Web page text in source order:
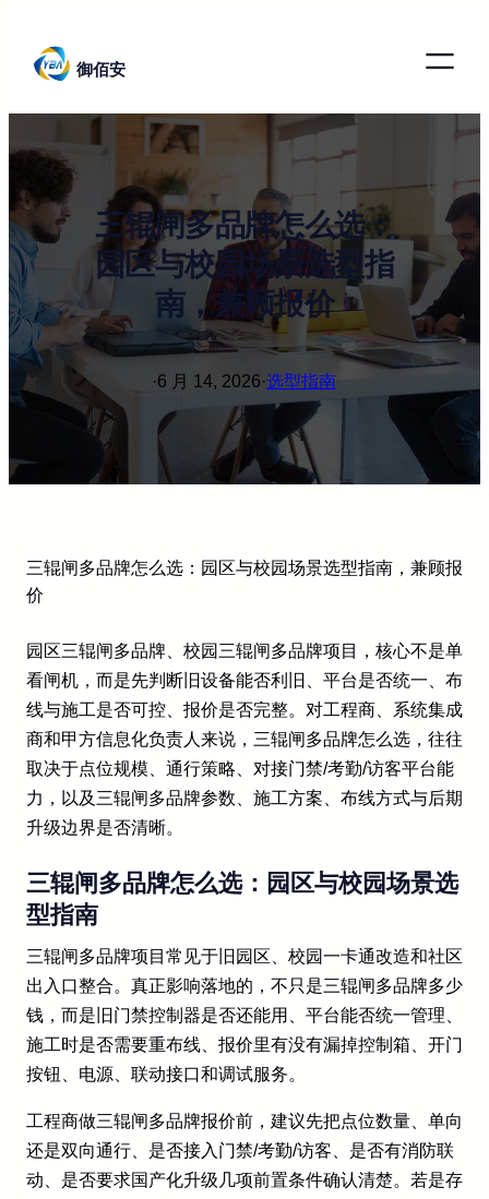
御佰安
三辊闸多品牌怎么选：
园区与校园场景选型指
南，兼顾报价
·6 月 14, 2026·选型指南
三辊闸多品牌怎么选：园区与校园场景选型指南，兼顾报
价
园区三辊闸多品牌、校园三辊闸多品牌项目，核心不是单
看闸机，而是先判断旧设备能否利旧、平台是否统一、布
线与施工是否可控、报价是否完整。对工程商、系统集成
商和甲方信息化负责人来说，三辊闸多品牌怎么选，往往
取决于点位规模、通行策略、对接门禁/考勤/访客平台能
力，以及三辊闸多品牌参数、施工方案、布线方式与后期
升级边界是否清晰。
三辊闸多品牌怎么选：园区与校园场景选
型指南
三辊闸多品牌项目常见于旧园区、校园一卡通改造和社区
出入口整合。真正影响落地的，不只是三辊闸多品牌多少
钱，而是旧门禁控制器是否还能用、平台能否统一管理、
施工时是否需要重布线、报价里有没有漏掉控制箱、开门
按钮、电源、联动接口和调试服务。
工程商做三辊闸多品牌报价前，建议先把点位数量、单向
还是双向通行、是否接入门禁/考勤/访客、是否有消防联
动、是否要求国产化升级几项前置条件确认清楚。若是存